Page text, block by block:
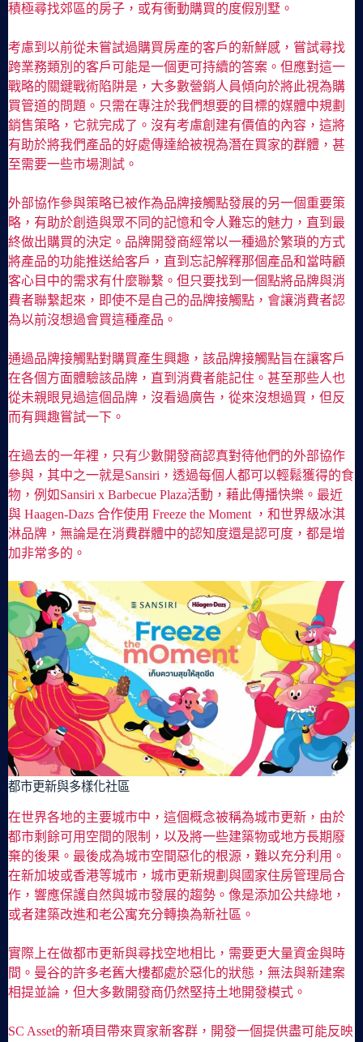
積極尋找郊區的房子，或有衝動購買的度假別墅。
考慮到以前從未嘗試過購買房產的客戶的新鮮感，嘗試尋找
跨業務類別的客戶可能是一個更可持續的答案。但應對這一
戰略的關鍵戰術陷阱是，大多數營銷人員傾向於將此視為購
買管道的問題。只需在專注於我們想要的目標的媒體中規劃
銷售策略，它就完成了。沒有考慮創建有價值的內容，這將
有助於將我們產品的好處傳達給被視為潛在買家的群體，甚
至需要一些市場測試。
外部協作參與策略已被作為品牌接觸點發展的另一個重要策
略，有助於創造與眾不同的記憶和令人難忘的魅力，直到最
終做出購買的決定。品牌開發商經常以一種過於繁瑣的方式
將產品的功能推送給客戶，直到忘記解釋那個產品和當時顧
客心目中的需求有什麼聯繫。但只要找到一個點將品牌與消
費者聯繫起來，即使不是自己的品牌接觸點，會讓消費者認
為以前沒想過會買這種產品。
通過品牌接觸點對購買產生興趣，該品牌接觸點旨在讓客戶
在各個方面體驗該品牌，直到消費者能記住。甚至那些人也
從未親眼見過這個品牌，沒看過廣告，從來沒想過買，但反
而有興趣嘗試一下。
在過去的一年裡，只有少數開發商認真對待他們的外部協作
參與，其中之一就是Sansiri，透過每個人都可以輕鬆獲得的食
物，例如Sansiri x Barbecue Plaza活動，藉此傳播快樂。最近
與 Haagen-Dazs 合作使用 Freeze the Moment ，和世界級冰淇
淋品牌，無論是在消費群體中的認知度還是認可度，都是增
加非常多的。
都市更新與多樣化社區
在世界各地的主要城市中，這個概念被稱為城市更新，由於
都市剩餘可用空間的限制，以及將一些建築物或地方長期廢
棄的後果。最後成為城市空間惡化的根源，難以充分利用。
在新加坡或香港等城市，城市更新規劃與國家住房管理局合
作，響應保護自然與城市發展的趨勢。像是添加公共綠地，
或者建築改進和老公寓充分轉換為新社區。
實際上在做都市更新與尋找空地相比，需要更大量資金與時
間。曼谷的許多老舊大樓都處於惡化的狀態，無法與新建案
相提並論，但大多數開發商仍然堅持土地開發模式。
SC Asset的新項目帶來買家新客群，開發一個提供盡可能反映